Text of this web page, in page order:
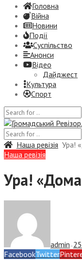
Головна
Війна
Новини
Події
Суспiльство
Анонси
Відео
Дайджест
Культура
Спорт
Наша ревізія Ура!
Наша ревізія
Ура!
admin —
FacebookTwitter